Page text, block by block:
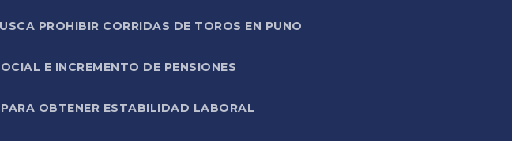
PROHIBIR CORRIDAS DE TOROS EN PUNO
E INCREMENTO DE PENSIONES
OBTENER ESTABILIDAD LABORAL